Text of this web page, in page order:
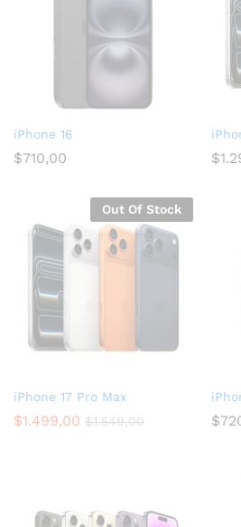
iPhone 16
$710,00 $
Out Of Stock
iPhone 17 Pro Max
$1.499,00 $1.549,00 $